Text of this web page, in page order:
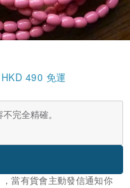
490 免運
完全精確。
當有貨會主動發信通知你